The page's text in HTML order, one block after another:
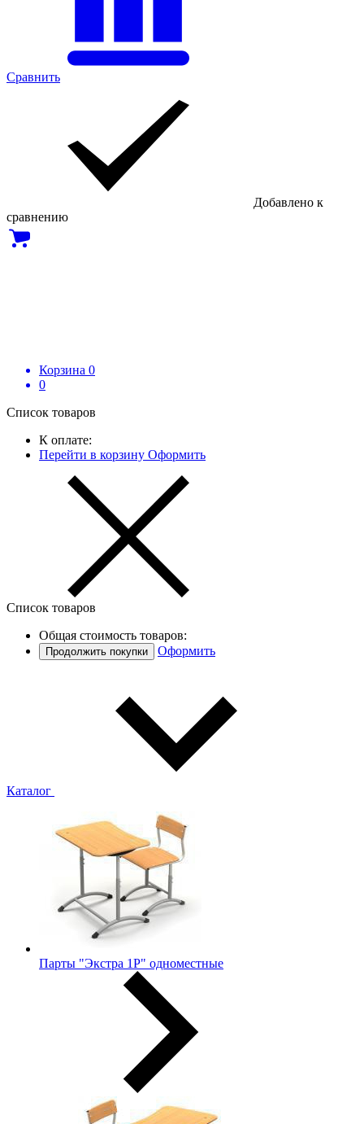
Сравнить
Добавлено к
сравнению
Корзина 0
0
Список товаров
К оплате:
Перейти в корзину Оформить
Список товаров
Общая стоимость товаров:
Продолжить покупки Оформить
Каталог
Парты "Экстра 1Р" одноместные